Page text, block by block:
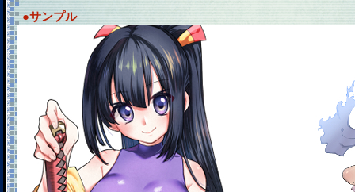
●サンプル